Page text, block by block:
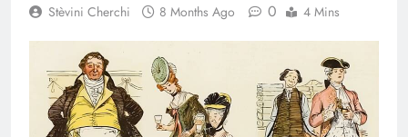
Stèvini Cherchi 8 Months Ago 0 4 Mins